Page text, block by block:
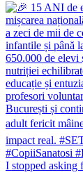
I stopped asking